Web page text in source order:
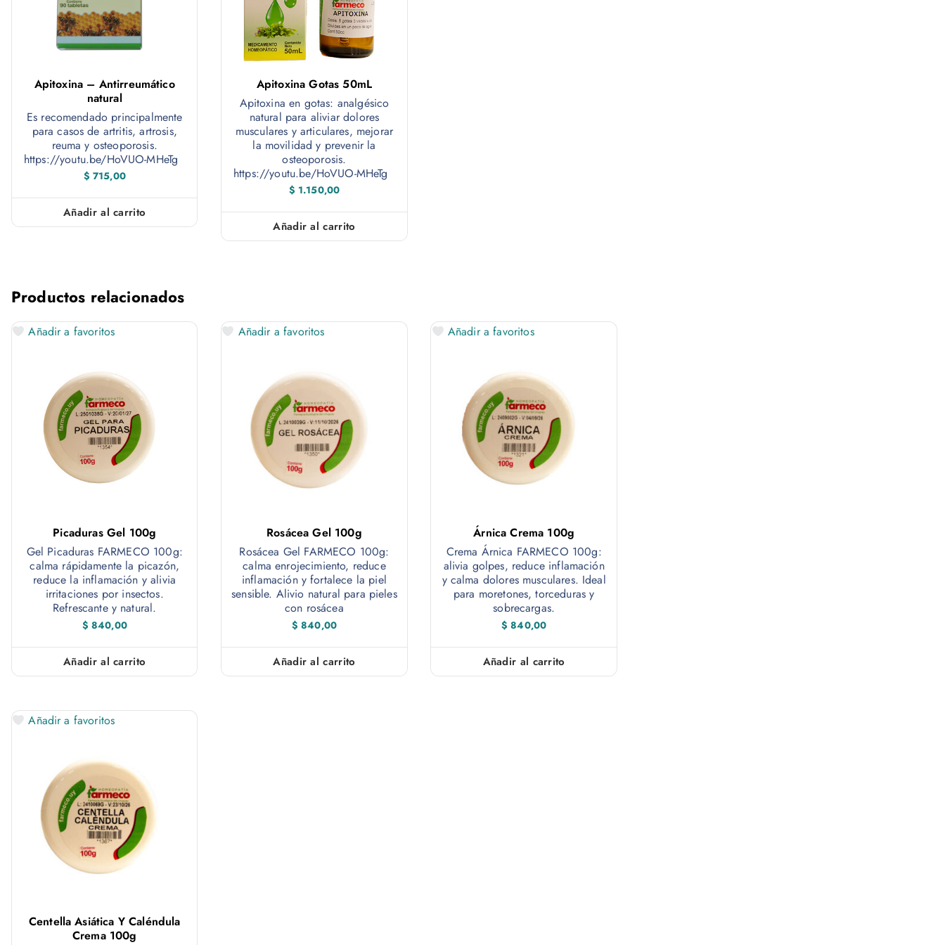
Apitoxina – Antirreumático
natural
Es recomendado principalmente
para casos de artritis, artrosis,
reuma y osteoporosis.
https://youtu.be/HoVUO-MHeTg
$ 715,00
Añadir al carrito
Apitoxina Gotas 50mL
Apitoxina en gotas: analgésico
natural para aliviar dolores
musculares y articulares, mejorar
la movilidad y prevenir la
osteoporosis.
https://youtu.be/HoVUO-MHeTg
$ 1.150,00
Añadir al carrito
Productos relacionados
Añadir a favoritos
Picaduras Gel 100g
Gel Picaduras FARMECO 100g:
calma rápidamente la picazón,
reduce la inflamación y alivia
irritaciones por insectos.
Refrescante y natural.
$ 840,00
Añadir al carrito
Añadir a favoritos
Rosácea Gel 100g
Rosácea Gel FARMECO 100g:
calma enrojecimiento, reduce
inflamación y fortalece la piel
sensible. Alivio natural para pieles
con rosácea
$ 840,00
Añadir al carrito
Añadir a favoritos
Árnica Crema 100g
Crema Árnica FARMECO 100g:
alivia golpes, reduce inflamación
y calma dolores musculares. Ideal
para moretones, torceduras y
sobrecargas.
$ 840,00
Añadir al carrito
Añadir a favoritos
Centella Asiática Y Caléndula
Crema 100g